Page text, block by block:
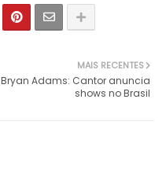
MAIS RECENTES
Bryan Adams: Cantor anuncia
shows no Brasil